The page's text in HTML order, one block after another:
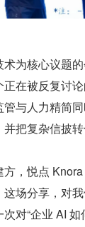
为核心议题
在被反复讨
与人力精简
把复杂信披
，悦点
场分享，对
对“企业 AI